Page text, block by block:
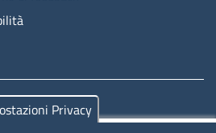
Privacy